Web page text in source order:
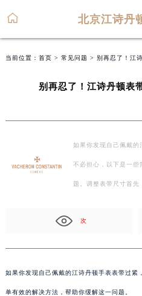
北京江诗丹
当前位置： 首页 > 常见问题 > 别再忍了！江
别再忍了！江诗丹顿表
如果你发现自己佩戴的
不必担心，以下是一些
题。调整表带尺寸首
次
如果你发现自己佩戴的江诗丹顿手表表带过紧
单有效的解决方法，帮助你缓解这一问题。